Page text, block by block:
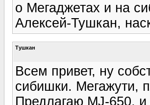
о Мегаджетах и на
Алексей-Тушкан,
Tушкан
Всем привет, ну
сибишки. Мегажути,
Предлагаю MJ-650,